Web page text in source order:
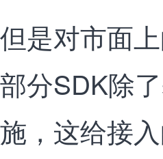
但是对市面
部分SDK除
施，这给接